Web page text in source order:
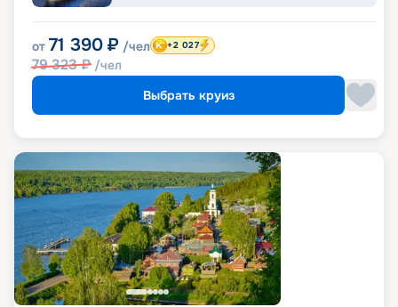
от 71 390 ₽ /чел
79 323₽ /чел
+2 027
Выбрать круиз